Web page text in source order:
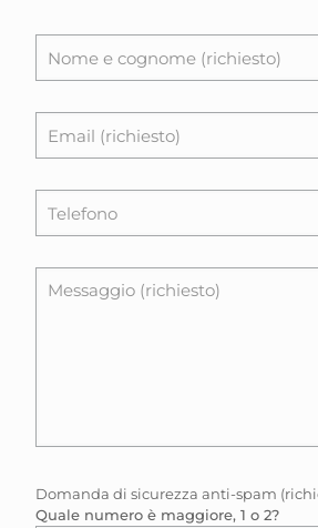
Domanda di sicurezza anti-spam
Quale numero è maggiore, 1 o 2?